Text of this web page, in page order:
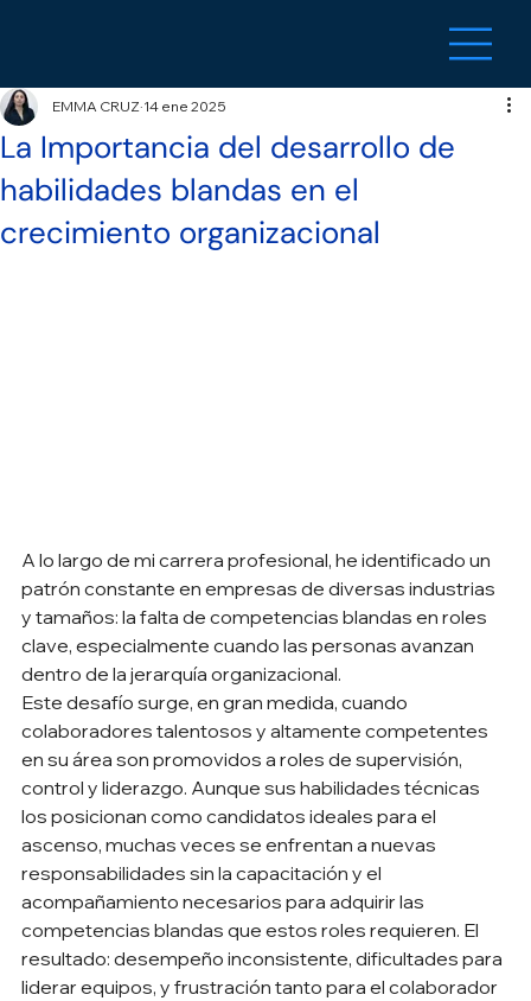
La Importancia del desarrollo de
habilidades blandas en el
crecimiento organizacional
EMMA CRUZ 14 ene 2025
A lo largo de mi carrera profesional, he identificado un
patrón constante en empresas de diversas industrias
y tamaños: la falta de competencias blandas en roles
clave, especialmente cuando las personas avanzan
dentro de la jerarquía organizacional.
Este desafío surge, en gran medida, cuando
colaboradores talentosos y altamente competentes
en su área son promovidos a roles de supervisión,
control y liderazgo. Aunque sus habilidades técnicas
los posicionan como candidatos ideales para el
ascenso, muchas veces se enfrentan a nuevas
responsabilidades sin la capacitación y el
acompañamiento necesarios para adquirir las
competencias blandas que estos roles requieren. El
resultado: desempeño inconsistente, dificultades para
liderar equipos, y frustración tanto para el colaborador